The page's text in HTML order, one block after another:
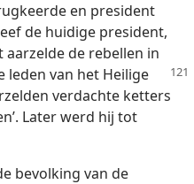
en president
de huidige president,
aarzelde de rebellen in
leden van het Heilige
verdachte ketters
Later werd hij tot
bevolking van de